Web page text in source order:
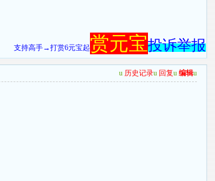
支持高手→打赏6元宝起赏元宝投诉举报
u 历史记录u 回复u 编辑u